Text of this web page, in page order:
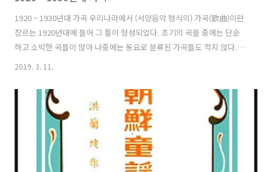
1920 ~ 1930년대 가곡 우리나라에서 (서양음악 형식의) 가곡(歌曲)이란
장르는 1920년대에 들어 그 틀이 형성되었다. 초기의 곡들 중에는 단순
하고 소박한 곡들이 많아 나중에는 동요로 분류된 가곡들도 적지 않다.
지은이의 감정 표현을 중요시한다는 점에서 내용적으로는 낭만적이고
는 유절 가곡이며, 선율과 리듬 면에서 민요적인 요소를 취하고 있고 반
주가 선율에 종속되어 있다. 홍난파 – 봉숭아(봉선화), 봄처녀, 사랑, 옛
동산, 성불사, 장안사, 금강에 살으리랏다현제명 – 니나, 가을, 고향 생
각, 오라, 나물 캐는 처녀, 조선의 노래안기영 – 그리운 강남, 마의 태자박
태준 – 동무생각조두남 - 옛이야기 1930년대는 한국 가곡의 어법..
2019. 3. 11.